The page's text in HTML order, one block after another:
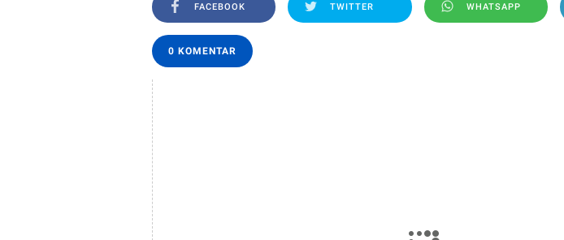
FACEBOOK TWITTER WHATSAPP
0 KOMENTAR